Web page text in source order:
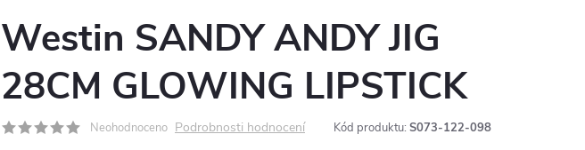
Westin SANDY ANDY JIG
28CM GLOWING LIPSTICK
Neohodnoceno Podrobnosti hodnocení Kód produktu: S073-122-098